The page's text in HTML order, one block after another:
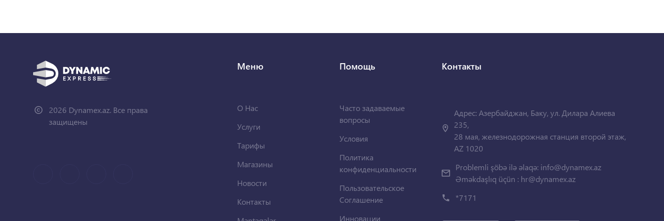
2026 Dynamex.az. Все права
защищены
Меню
О Нас
Услуги
Тарифы
Магазины
Новости
Контакты
Помощь
Часто задаваемые
вопросы
Условия
Политика
конфиденциальности
Пользовательское
Соглашение
Инновации
Контакты
Адрес: Азербайджан, Баку, ул. Дилара Алиева
235,
28 мая, железнодорожная станция второй этаж,
AZ 1020
Problemli şöbə ilə əlaqə: info@dynamex.az
Əməkdaşlıq üçün : hr@dynamex.az
*7171